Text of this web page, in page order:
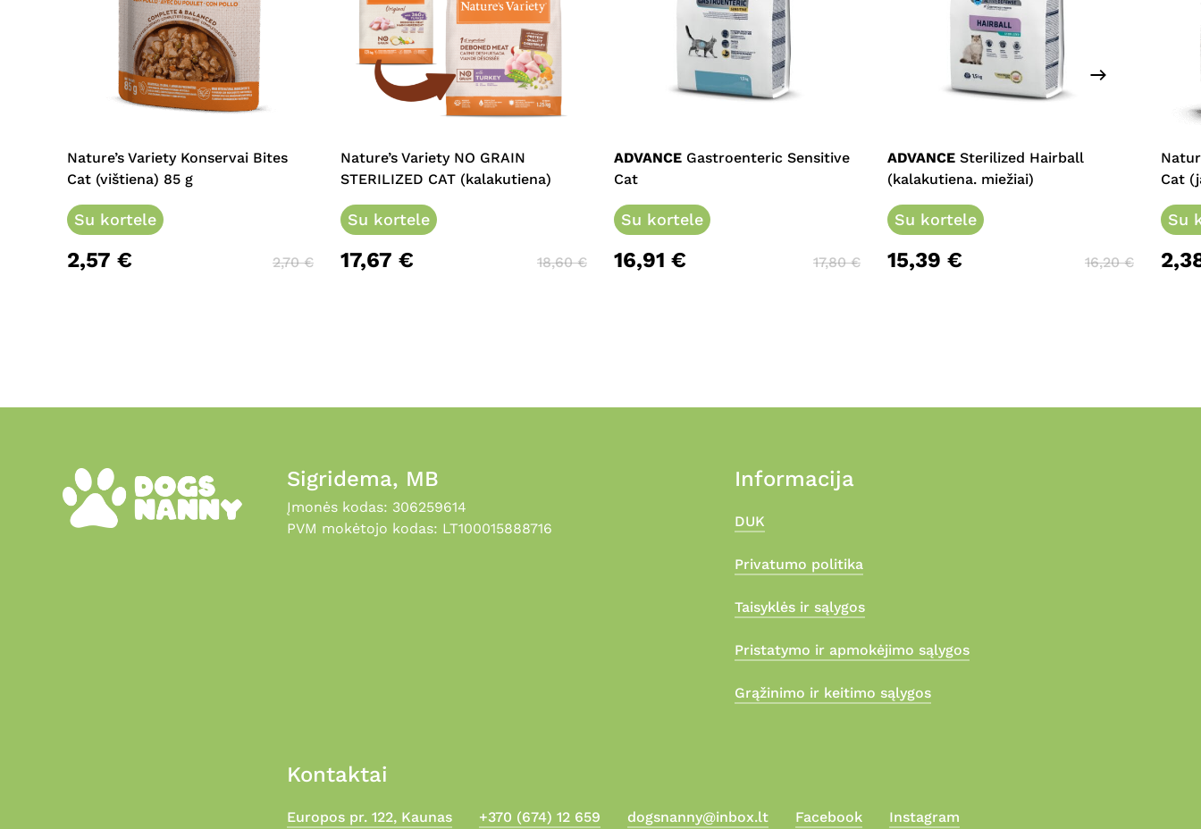
Suma:
Nature’s Variety Konservai Bites
Cat (vištiena) 85 g
Su kortele
2,57 € 2,70€
multiple
variants.
options
may
be
Nature’s Variety NO GRAIN
STERILIZED CAT (kalakutiena)
Su kortele
17,67 € 18,60€
multiple
variants.
options
may
be
ADVANCE Gastroenteric Sensitive
Cat
Su kortele
16,91 € 17,80€
multiple
variants.
options
may
be
ADVANCE Sterilized Hairball
(kalakutiena. miežiai)
Su kortele
15,39 € 16,20€
Cat
Su
Sigridema, MB
Įmonės kodas: 306259614
PVM mokėtojo kodas: LT100015888716
Informacija
DUK
Privatumo politika
Taisyklės ir sąlygos
Pristatymo ir apmokėjimo sąlygos
Grąžinimo ir keitimo sąlygos
Kontaktai
Europos pr. 122, Kaunas +370 (674) 12 659 dogsnanny@inbox.lt Facebook Instagram